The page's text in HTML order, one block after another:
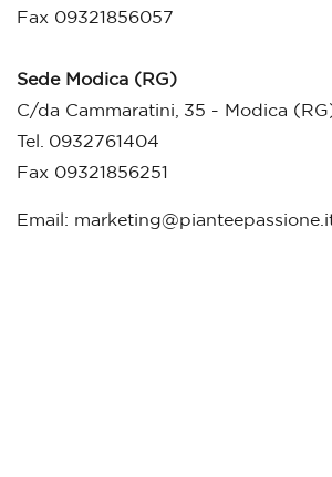
Fax 09321856057
Sede Modica (RG)
C/da Cammaratini, 35 - Modica
Tel. 0932761404
Fax 09321856251
Email: